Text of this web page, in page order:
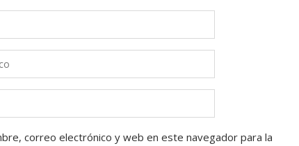
correo electrónico y web en este navegador para la